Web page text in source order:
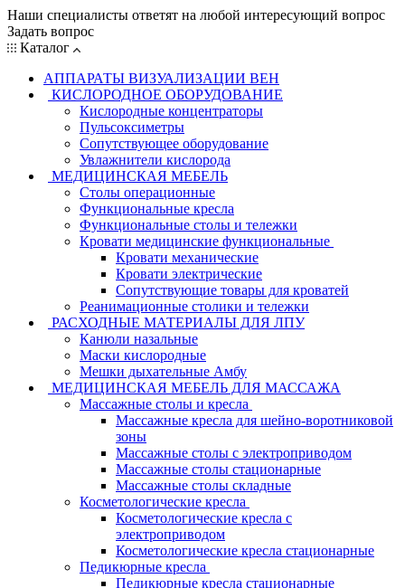
Наши специалисты ответят на любой интересующий вопрос
Задать вопрос
Каталог
АППАРАТЫ ВИЗУАЛИЗАЦИИ ВЕН
КИСЛОРОДНОЕ ОБОРУДОВАНИЕ
Кислородные концентраторы
Пульсоксиметры
Сопутствующее оборудование
Увлажнители кислорода
МЕДИЦИНСКАЯ МЕБЕЛЬ
Столы операционные
Функциональные кресла
Функциональные столы и тележки
Кровати медицинские функциональные
Кровати механические
Кровати электрические
Сопутствующие товары для кроватей
Реанимационные столики и тележки
РАСХОДНЫЕ МАТЕРИАЛЫ ДЛЯ ЛПУ
Канюли назальные
Маски кислородные
Мешки дыхательные Амбу
МЕДИЦИНСКАЯ МЕБЕЛЬ ДЛЯ МАССАЖА
Массажные столы и кресла
Массажные кресла для шейно-воротниковой
зоны
Массажные столы с электроприводом
Массажные столы стационарные
Массажные столы складные
Косметологические кресла
Косметологические кресла с
электроприводом
Косметологические кресла стационарные
Педикюрные кресла
Педикюрные кресла стационарные